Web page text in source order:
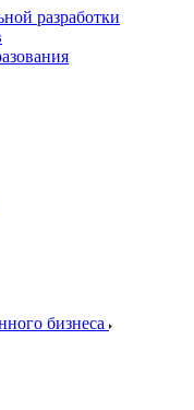
разработки
бизнеса